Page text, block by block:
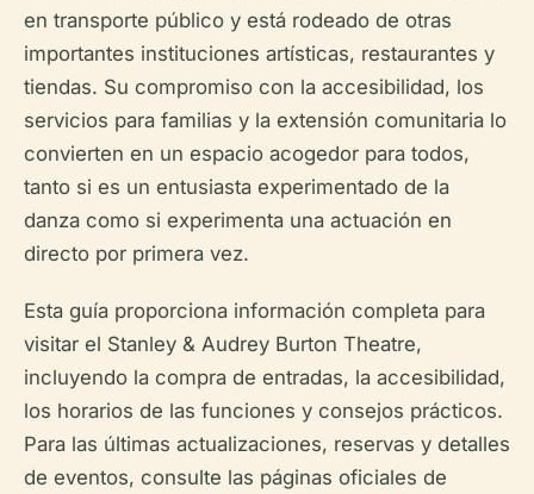
en transporte público y está rodeado de otras
importantes instituciones artísticas, restaurantes y
tiendas. Su compromiso con la accesibilidad, los
servicios para familias y la extensión comunitaria lo
convierten en un espacio acogedor para todos,
tanto si es un entusiasta experimentado de la
danza como si experimenta una actuación en
directo por primera vez.
Esta guía proporciona información completa para
visitar el Stanley & Audrey Burton Theatre,
incluyendo la compra de entradas, la accesibilidad,
los horarios de las funciones y consejos prácticos.
Para las últimas actualizaciones, reservas y detalles
de eventos, consulte las páginas oficiales de